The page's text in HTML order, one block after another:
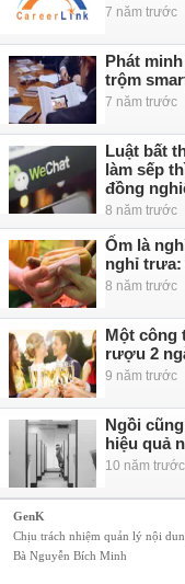
7 năm trước
Phát
trộm
7 năm trước
Luật bất
làm sếp
đồng
8 năm trước
Ốm là
nghỉ
8 năm trước
Một công
rượu 2
9 năm trước
Ngồi
hiệu quả
10 năm trước
GenK
Chịu trách nhiệm quản lý nội
Bà Nguyễn Bích Minh